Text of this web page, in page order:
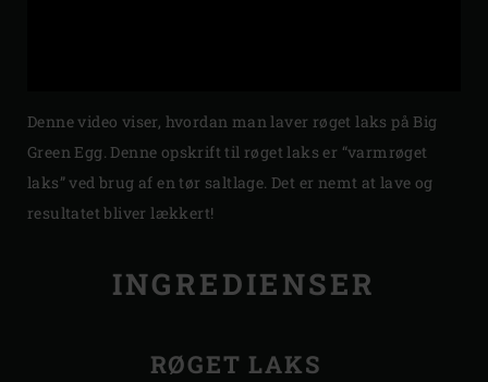
Denne video viser, hvordan man laver røget laks på Big
Green Egg. Denne opskrift til røget laks er “varmrøget
laks” ved brug af en tør saltlage. Det er nemt at lave og
resultatet bliver lækkert!
INGREDIENSER
RØGET LAKS